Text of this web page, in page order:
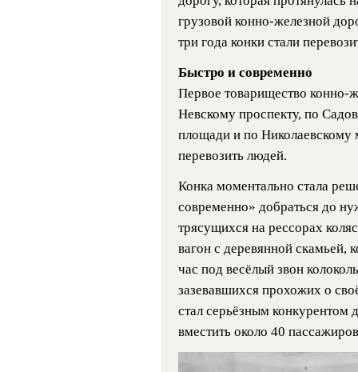
грузовой конно-железной
три года конки стали
Быстро и современно
Первое товарищество конно-
Невскому проспекту, по
площади и по Николаевскому
перевозить людей.
Конка моментально стала
современно» добраться до
трясущихся на рессорах
вагон с деревянной скамьей,
час под весёлый звон
зазевавшихся прохожих о
стал серьёзным конкурентом
вместить около 40